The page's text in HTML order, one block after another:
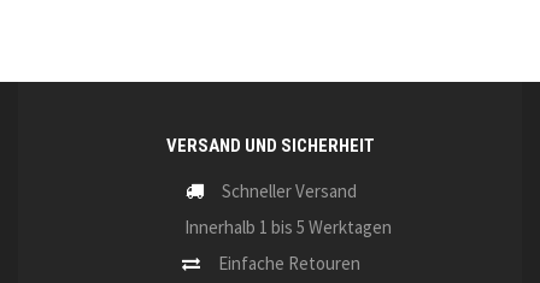
VERSAND UND SICHERHEIT
Schneller Versand
Innerhalb 1 bis 5 Werktagen
Einfache Retouren